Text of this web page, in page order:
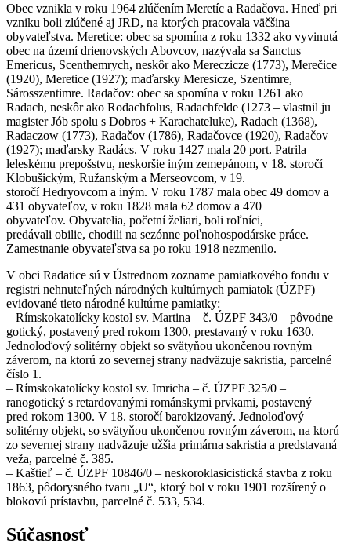
Obec vznikla v roku 1964 zlúčením Meretíc a Radačova. Hneď pri
vzniku boli zlúčené aj JRD, na ktorých pracovala väčšina
obyvateľstva. Meretice: obec sa spomína z roku 1332 ako vyvinutá
obec na území drienovských Abovcov, nazývala sa Sanctus
Emericus, Scenthemrych, neskôr ako Mereczicze (1773), Merečice
(1920), Meretice (1927); maďarsky Meresicze, Szentimre,
Sárosszentimre. Radačov: obec sa spomína v roku 1261 ako
Radach, neskôr ako Rodachfolus, Radachfelde (1273 – vlastnil ju
magister Jób spolu s Dobros + Karachateluke), Radach (1368),
Radaczow (1773), Radačov (1786), Radačovce (1920), Radačov
(1927); maďarsky Radács. V roku 1427 mala 20 port. Patrila
leleskému prepošstvu, neskoršie iným zemepánom, v 18. storočí
Klobušickým, Ružanským a Merseovcom, v 19.
storočí Hedryovcom a iným. V roku 1787 mala obec 49 domov a
431 obyvateľov, v roku 1828 mala 62 domov a 470
obyvateľov. Obyvatelia, početní želiari, boli roľníci,
predávali obilie, chodili na sezónne poľnohospodárske práce.
Zamestnanie obyvateľstva sa po roku 1918 nezmenilo.
V obci Radatice sú v Ústrednom zozname pamiatkového fondu v
registri nehnuteľných národných kultúrnych pamiatok (ÚZPF)
evidované tieto národné kultúrne pamiatky:
– Rímskokatolícky kostol sv. Martina – č. ÚZPF 343/0 – pôvodne
gotický, postavený pred rokom 1300, prestavaný v roku 1630.
Jednoloďový solitérny objekt so svätyňou ukončenou rovným
záverom, na ktorú zo severnej strany nadväzuje sakristia, parcelné
číslo 1.
– Rímskokatolícky kostol sv. Imricha – č. ÚZPF 325/0 –
ranogotický s retardovanými románskymi prvkami, postavený
pred rokom 1300. V 18. storočí barokizovaný. Jednoloďový
solitérny objekt, so svätyňou ukončenou rovným záverom, na ktorú
zo severnej strany nadväzuje užšia primárna sakristia a predstavaná
veža, parcelné č. 385.
– Kaštieľ – č. ÚZPF 10846/0 – neskoroklasicistická stavba z roku
1863, pôdorysného tvaru „U“, ktorý bol v roku 1901 rozšírený o
blokovú prístavbu, parcelné č. 533, 534.
Súčasnosť